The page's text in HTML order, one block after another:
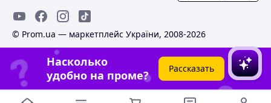
© Prom.ua — маркетплейс України, 2008-2026
Насколько
удобно на проме?
Рассказать